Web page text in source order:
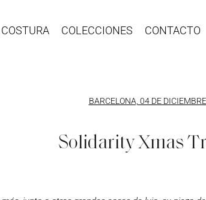
COLECCIONES CONTACTO
BARCELONA, 04 DE
Solidarity Xmas